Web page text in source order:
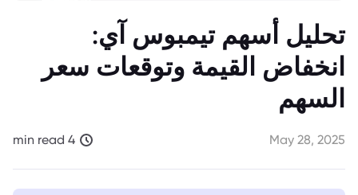
تحليل أسهم تيمبوس آي:
انخفاض القيمة وتوقعات سعر
السهم
May 28, 2025
4 min read